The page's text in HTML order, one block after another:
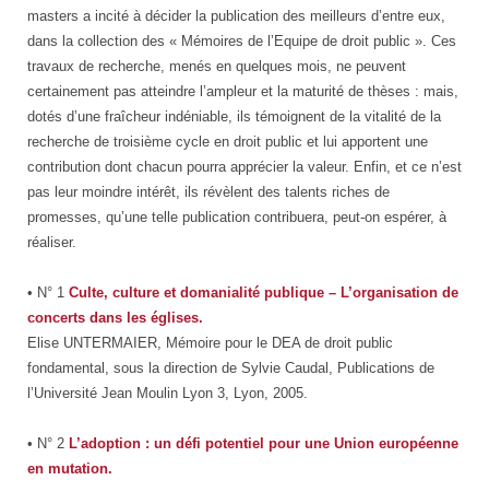
Mémoires
masters a incité à décider la publication des meilleurs d’entre eux,
dans la collection des « Mémoires de l’Equipe de droit public ». Ces
travaux de recherche, menés en quelques mois, ne peuvent
certainement pas atteindre l’ampleur et la maturité de thèses : mais,
dotés d’une fraîcheur indéniable, ils témoignent de la vitalité de la
recherche de troisième cycle en droit public et lui apportent une
contribution dont chacun pourra apprécier la valeur. Enfin, et ce n’est
pas leur moindre intérêt, ils révèlent des talents riches de
promesses, qu’une telle publication contribuera, peut-on espérer, à
réaliser.
• N° 1 Culte, culture et domanialité publique – L’organisation de
concerts dans les églises.
Elise UNTERMAIER, Mémoire pour le DEA de droit public
fondamental, sous la direction de Sylvie Caudal, Publications de
l’Université Jean Moulin Lyon 3, Lyon, 2005.
• N° 2 L’adoption : un défi potentiel pour une Union européenne
en mutation.